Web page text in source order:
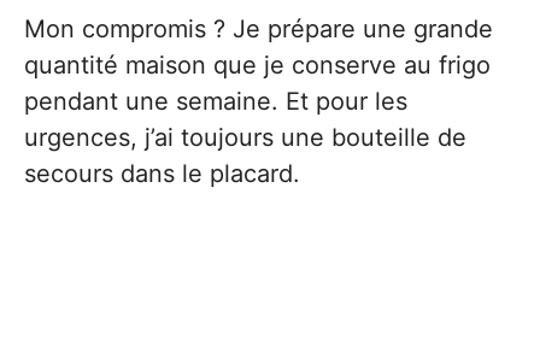
Mon compromis ? Je prépare une grande
quantité maison que je conserve au frigo
pendant une semaine. Et pour les
urgences, j’ai toujours une bouteille de
secours dans le placard.